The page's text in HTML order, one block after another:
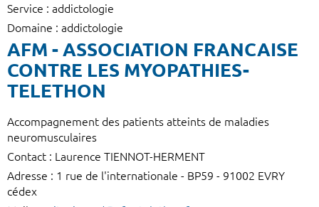
Service : addictologie
Domaine : addictologie
AFM - ASSOCIATION FRANCAISE
CONTRE LES MYOPATHIES-
TELETHON
Accompagnement des patients atteints de maladies
neuromusculaires
Contact : Laurence TIENNOT-HERMENT
Adresse : 1 rue de l'internationale - BP59 - 91002 EVRY
cédex